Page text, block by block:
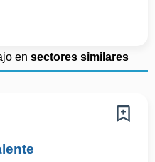
en sectores similares